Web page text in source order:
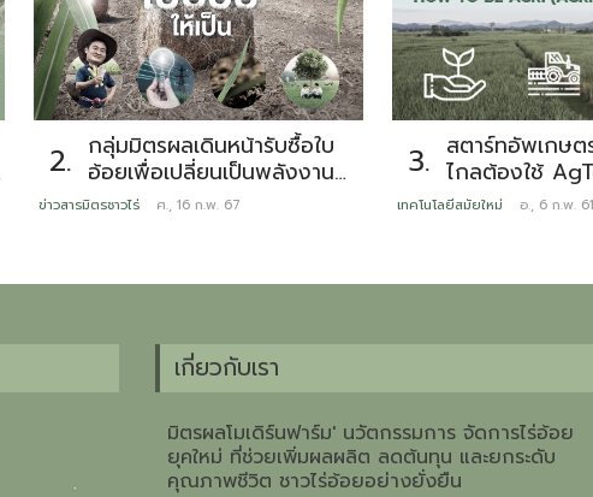
2. กลุ่มมิตรผลเดินหน้ารับซื้อใบ
อ้อยเพื่อเปลี่ยนเป็นพลังงาน
ทดแทน หลังเป็นผู้บุกเบิกต่อ
ตลอดฤดูหีบ 66/67
ข่าวสารมิตรชาวไร่ ศ., 16 ก.พ. 67
3. สตาร์ทอัพเกษต
ไกลต้องใช้
เทคโนโลยีสมัยใหม่ อ., 6 ก.พ. 61
เกี่ยวกับเรา
มิตรผลโมเดิร์นฟาร์ม' นวัตกรรมการ จัดการไร่อ้อย
ยุคใหม่ ที่ช่วยเพิ่มผลผลิต ลดต้นทุน และยกระดับ
คุณภาพชีวิต ชาวไร่อ้อยอย่างยั่งยืน